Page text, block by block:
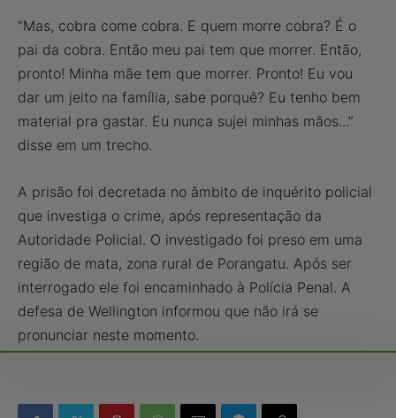
“Mas, cobra come cobra. E quem morre cobra? É o
pai da cobra. Então meu pai tem que morrer. Então,
pronto! Minha mãe tem que morrer. Pronto! Eu vou
dar um jeito na família, sabe porquê? Eu tenho bem
material pra gastar. Eu nunca sujei minhas mãos...”
disse em um trecho.
A prisão foi decretada no âmbito de inquérito policial
que investiga o crime, após representação da
Autoridade Policial. O investigado foi preso em uma
região de mata, zona rural de Porangatu. Após ser
interrogado ele foi encaminhado à Polícia Penal. A
defesa de Wellington informou que não irá se
pronunciar neste momento.